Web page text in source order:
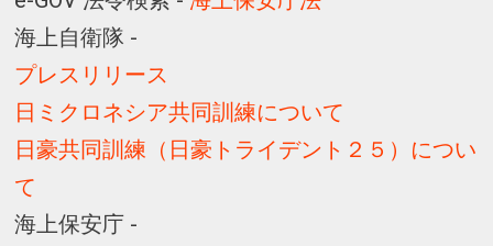
海上自衛隊 -
プレスリリース
日ミクロネシア共同訓練について
日豪共同訓練（日豪トライデント２５）につい
て
海上保安庁 -